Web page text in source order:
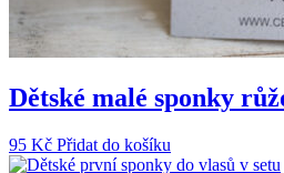
Dětské malé sponky
95 Kč Přidat do košíku